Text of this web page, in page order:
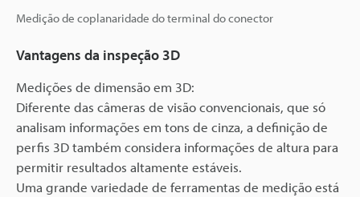
Medição de coplanaridade do terminal do conector
Vantagens da inspeção 3D
Medições de dimensão em 3D:
Diferente das câmeras de visão convencionais, que só
analisam informações em tons de cinza, a definição de
perfis 3D também considera informações de altura para
permitir resultados altamente estáveis.
Uma grande variedade de ferramentas de medição está